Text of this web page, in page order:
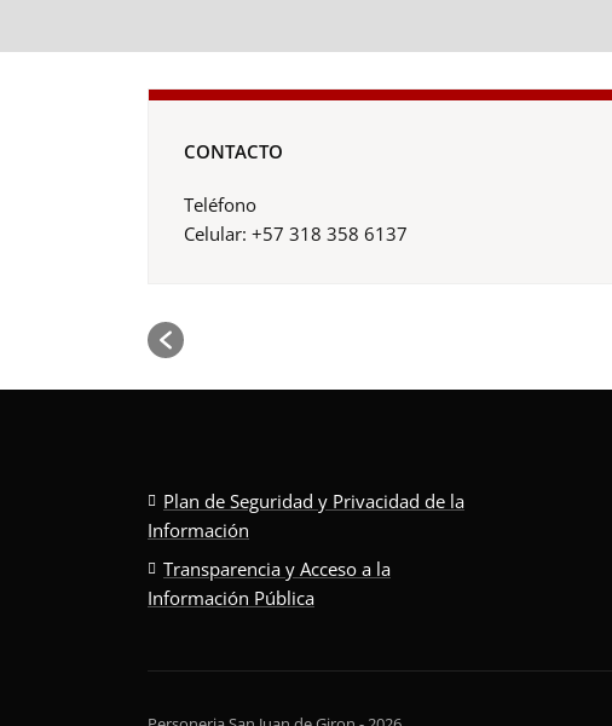
CONTACTO
Teléfono
Celular: +57 318 358 6137
Plan de Seguridad y Privacidad de la
Información
Transparencia y Acceso a la
Información Pública